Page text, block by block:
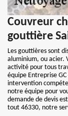
Couvreur
gouttière
Les gouttières sont
aluminium, ou acier.
activité pour tous
équipe Entreprise
intervention
notre équipe pour
demande de devis
tout 46330, notre